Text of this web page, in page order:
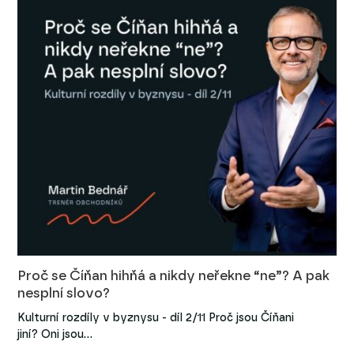
Proč se Číňan hihňá a nikdy neřekne “ne”? A pak
nesplní slovo?
Kulturní rozdíly v byznysu - díl 2/11 Proč jsou Číňani
jiní? Oni jsou…